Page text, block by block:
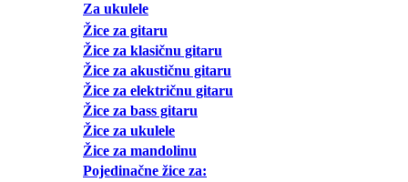
Za ukulele
Žice za gitaru
Žice za klasičnu gitaru
Žice za akustičnu gitaru
Žice za električnu gitaru
Žice za bass gitaru
Žice za ukulele
Žice za mandolinu
Pojedinačne žice za: